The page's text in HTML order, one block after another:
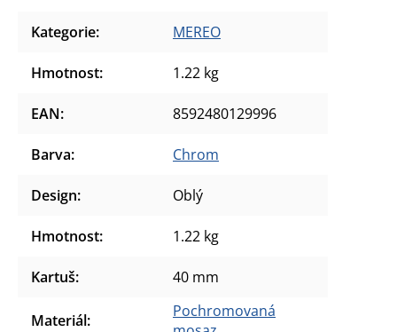
Kategorie: MEREO
Hmotnost: 1.22 kg
EAN: 8592480129996
Barva: Chrom
Design: Oblý
Hmotnost: 1.22 kg
Kartuš: 40 mm
Materiál:
Pochromovaná